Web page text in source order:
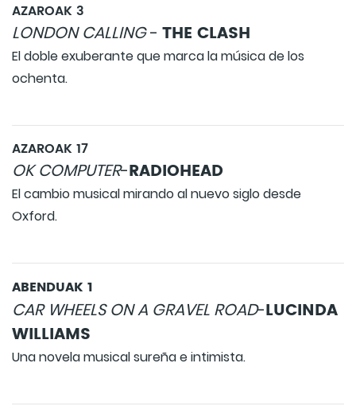
AZAROAK 3
LONDON CALLING- THE CLASH
El doble exuberante que marca la música de los
ochenta.
AZAROAK 17
OK COMPUTER-RADIOHEAD
El cambio musical mirando al nuevo siglo desde
Oxford.
ABENDUAK 1
CAR WHEELS ON A GRAVEL ROAD-LUCINDA
WILLIAMS
Una novela musical sureña e intimista.